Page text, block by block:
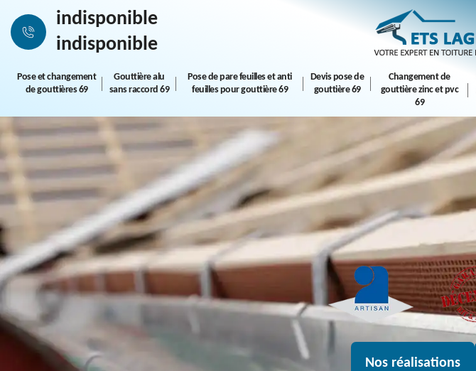
indisponible
indisponible
Pose et changement
de gouttières 69
Gouttière alu
sans raccord 69
Pose de pare feuilles et anti
feuilles pour gouttière 69
Devis pose de
gouttière 69
Changement de
gouttière zinc et pvc
69
Nos réalisations